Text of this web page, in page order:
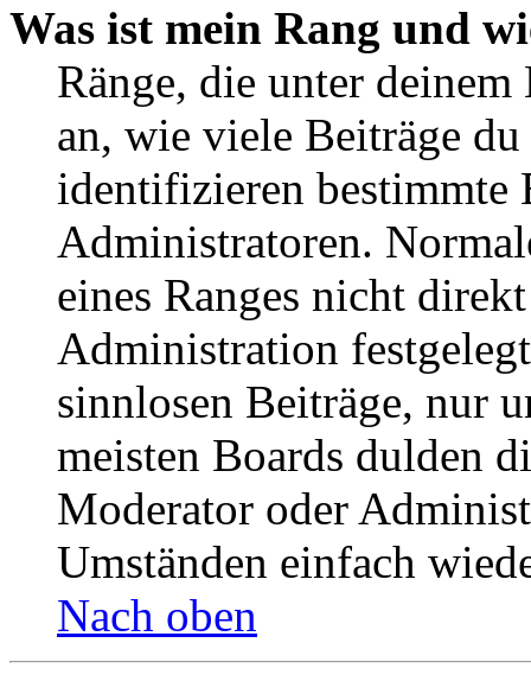
Was ist mein Rang und
Ränge, die unter deinem
an, wie viele Beiträge
identifizieren bestimmte
Administratoren.
eines Ranges nicht
Administration
sinnlosen Beiträge, nur
meisten Boards dulden
Moderator oder
Umständen einfach
Nach oben